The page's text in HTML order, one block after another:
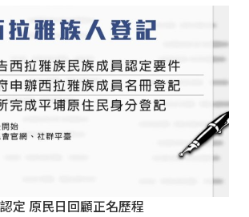
定 原民日回顧正名歷程